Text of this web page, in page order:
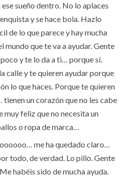
sueño dentro. No lo aplaces
y se hace bola. Hazlo
de lo que parece y hay mucha
mundo que te va a ayudar. Gente
y te lo da a ti… porque sí.
calle y te quieren ayudar porque
lo que haces. Porque te quieren
un corazón que no les cabe
muy feliz que no necesita un
o ropa de marca…
me ha quedado claro…
todo, de verdad. Lo pillo. Gente
habéis sido de mucha ayuda.